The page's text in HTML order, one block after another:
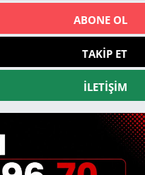
ABONE OL
TAKIP ET
İLETIŞIM